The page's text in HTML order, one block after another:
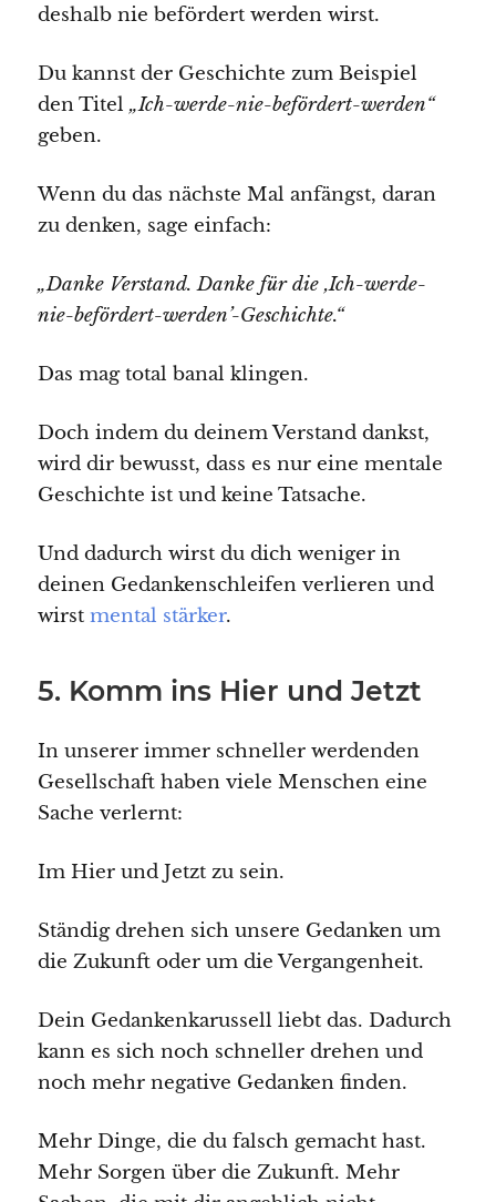
deshalb nie befördert werden wirst.
Du kannst der Geschichte zum Beispiel
den Titel „Ich-werde-nie-befördert-werden“
geben.
Wenn du das nächste Mal anfängst, daran
zu denken, sage einfach:
„Danke Verstand. Danke für die ‚Ich-werde-
nie-befördert-werden’-Geschichte.“
Das mag total banal klingen.
Doch indem du deinem Verstand dankst,
wird dir bewusst, dass es nur eine mentale
Geschichte ist und keine Tatsache.
Und dadurch wirst du dich weniger in
deinen Gedankenschleifen verlieren und
wirst mental stärker.
5. Komm ins Hier und Jetzt
In unserer immer schneller werdenden
Gesellschaft haben viele Menschen eine
Sache verlernt:
Im Hier und Jetzt zu sein.
Ständig drehen sich unsere Gedanken um
die Zukunft oder um die Vergangenheit.
Dein Gedankenkarussell liebt das. Dadurch
kann es sich noch schneller drehen und
noch mehr negative Gedanken finden.
Mehr Dinge, die du falsch gemacht hast.
Mehr Sorgen über die Zukunft. Mehr